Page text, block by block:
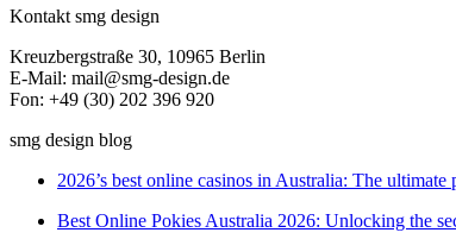
Kontakt smg design
Kreuzbergstraße 30, 10965 Berlin
E-Mail: mail@smg-design.de
Fon: +49 (30) 202 396 920
smg design blog
2026’s best online casinos in Australia: The
Best Online Pokies Australia 2026: Unlocking the